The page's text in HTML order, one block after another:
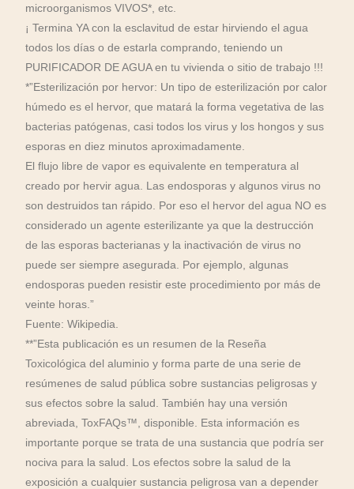
microorganismos VIVOS*, etc.
¡ Termina YA con la esclavitud de estar hirviendo el agua
todos los días o de estarla comprando, teniendo un
PURIFICADOR DE AGUA en tu vivienda o sitio de trabajo !!!
*”Esterilización por hervor: Un tipo de esterilización por calor
húmedo es el hervor, que matará la forma vegetativa de las
bacterias patógenas, casi todos los virus y los hongos y sus
esporas en diez minutos aproximadamente.
El flujo libre de vapor es equivalente en temperatura al
creado por hervir agua. Las endosporas y algunos virus no
son destruidos tan rápido. Por eso el hervor del agua NO es
considerado un agente esterilizante ya que la destrucción
de las esporas bacterianas y la inactivación de virus no
puede ser siempre asegurada. Por ejemplo, algunas
endosporas pueden resistir este procedimiento por más de
veinte horas.”
Fuente: Wikipedia.
**”Esta publicación es un resumen de la Reseña
Toxicológica del aluminio y forma parte de una serie de
resúmenes de salud pública sobre sustancias peligrosas y
sus efectos sobre la salud. También hay una versión
abreviada, ToxFAQs™, disponible. Esta información es
importante porque se trata de una sustancia que podría ser
nociva para la salud. Los efectos sobre la salud de la
exposición a cualquier sustancia peligrosa van a depender